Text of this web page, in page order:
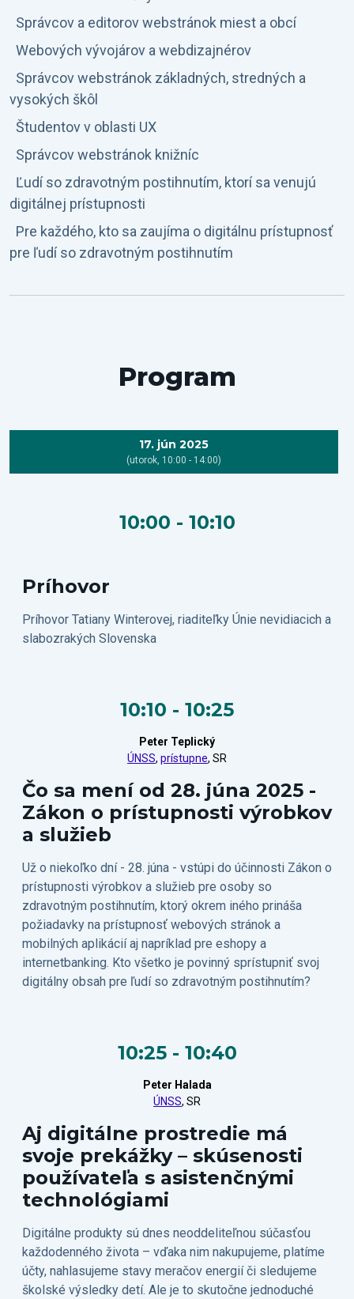
Správcov a editorov webstránok miest a obcí
Webových vývojárov a webdizajnérov
Správcov webstránok základných, stredných a
vysokých škôl
Študentov v oblasti UX
Správcov webstránok knižníc
Ľudí so zdravotným postihnutím, ktorí sa venujú
digitálnej prístupnosti
Pre každého, kto sa zaujíma o digitálnu prístupnosť
pre ľudí so zdravotným postihnutím
Program
17. jún 2025
(utorok, 10:00 - 14:00)
10:00 - 10:10
Príhovor
Príhovor Tatiany Winterovej, riaditeľky Únie nevidiacich a
slabozrakých Slovenska
10:10 - 10:25
Peter Teplický
ÚNSS, prístupne, SR
Čo sa mení od 28. júna 2025 -
Zákon o prístupnosti výrobkov
a služieb
Už o niekoľko dní - 28. júna - vstúpi do účinnosti Zákon o
prístupnosti výrobkov a služieb pre osoby so
zdravotným postihnutím, ktorý okrem iného prináša
požiadavky na prístupnosť webových stránok a
mobilných aplikácií aj napríklad pre eshopy a
internetbanking. Kto všetko je povinný sprístupniť svoj
digitálny obsah pre ľudí so zdravotným postihnutím?
10:25 - 10:40
Peter Halada
ÚNSS, SR
Aj digitálne prostredie má
svoje prekážky – skúsenosti
používateľa s asistenčnými
technológiami
Digitálne produkty sú dnes neoddeliteľnou súčasťou
každodenného života – vďaka nim nakupujeme, platíme
účty, nahlasujeme stavy meračov energií či sledujeme
školské výsledky detí. Ale je to skutočne jednoduché